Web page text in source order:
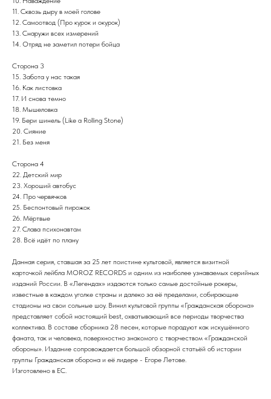
11. Сквозь дыру в моей голове
12. Самоотвод (Про курок и окурок)
13. Снаружи всех измерений
14. Отряд не заметил потери бойца
Сторона 3
15. Забота у нас такая
16. Как листовка
17. И снова темно
18. Мышеловка
19. Бери шинель (Like a Rolling Stone)
20. Сияние
21. Без меня
Сторона 4
22. Детский мир
23. Хороший автобус
24. Про червячков
25. Беспонтовый пирожок
26. Мёртвые
27. Слава психонавтам
28. Всё идёт по плану
Данная серия, ставшая за 25 лет поистине культовой, является визитной
карточкой лейбла MOROZ RECORDS и одним из наиболее узнаваемых серийных
изданий России. В «Легендах» издаются только самые достойные рокеры,
известные в каждом уголке страны и далеко за её пределами, собирающие
стадионы на свои сольные шоу. Винил культовой группы «Гражданская оборона»
представляет собой настоящий best, охватывающий все периоды творчества
коллектива. В составе сборника 28 песен, которые порадуют как искушённого
фаната, так и человека, поверхностно знакомого с творчеством «Гражданской
обороны». Издание сопровождается большой обзорной статьёй об истории
группы Гражданская оборона и её лидере - Егоре Летове.
Изготовлено в ЕС.